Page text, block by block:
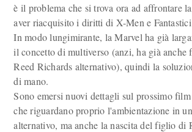
è il problema che si trova ora ad affrontare
aver riacquisito i diritti di X-Men e
In modo lungimirante, la Marvel ha già
il concetto di multiverso (anzi, ha già anche
Reed Richards alternativo), quindi la
di mano.
Sono emersi nuovi dettagli sul prossimo film
che riguardano proprio l'ambientazione in
alternativo, ma anche la nascita del figlio di